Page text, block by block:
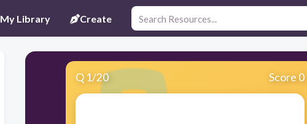
My Library Create
Q 1/20 Score 0